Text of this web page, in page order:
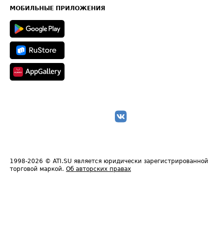
Техническая информация
МОБИЛЬНЫЕ ПРИЛОЖЕНИЯ
1998-2026 © ATI.SU является юридически зарегистрированной
торговой маркой. Об авторских правах